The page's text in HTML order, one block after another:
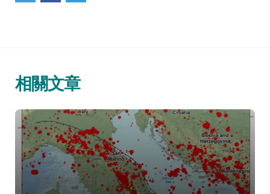
相關文章
分科普文摘精選 地球科學